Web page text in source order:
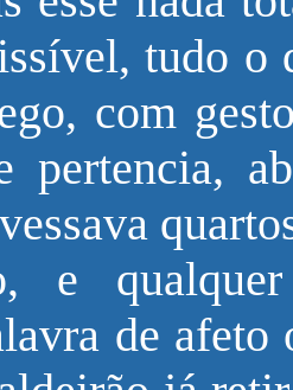
tudo o
com
pertencia,
e
de